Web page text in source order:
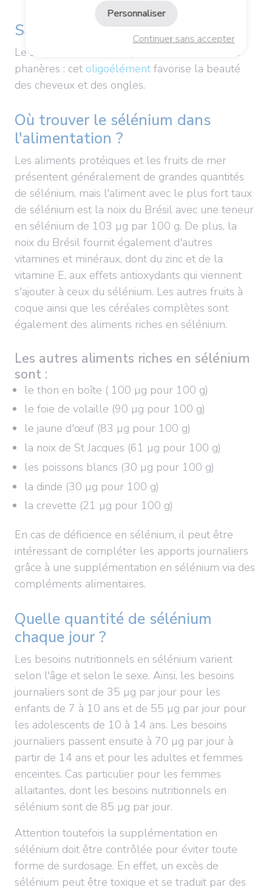
Santé des cheveux
Le sélénium est réputé pour son action sur les
phanères : cet oligoélément favorise la beauté
des cheveux et des ongles.
Où trouver le sélénium dans
l'alimentation ?
Les aliments protéiques et les fruits de mer
présentent généralement de grandes quantités
de sélénium, mais l'aliment avec le plus fort taux
de sélénium est la noix du Brésil avec une teneur
en sélénium de 103 µg par 100 g. De plus, la
noix du Brésil fournit également d'autres
vitamines et minéraux, dont du zinc et de la
vitamine E, aux effets antioxydants qui viennent
s'ajouter à ceux du sélénium. Les autres fruits à
coque ainsi que les céréales complètes sont
également des aliments riches en sélénium.
Les autres aliments riches en sélénium
sont :
le thon en boîte ( 100 µg pour 100 g)
le foie de volaille (90 µg pour 100 g)
le jaune d'œuf (83 µg pour 100 g)
la noix de St Jacques (61 µg pour 100 g)
les poissons blancs (30 µg pour 100 g)
la dinde (30 µg pour 100 g)
la crevette (21 µg pour 100 g)
En cas de déficience en sélénium, il peut être
intéressant de compléter les apports journaliers
grâce à une supplémentation en sélénium via des
compléments alimentaires.
Quelle quantité de sélénium
chaque jour ?
Les besoins nutritionnels en sélénium varient
selon l'âge et selon le sexe. Ainsi, les besoins
journaliers sont de 35 µg par jour pour les
enfants de 7 à 10 ans et de 55 µg par jour pour
les adolescents de 10 à 14 ans. Les besoins
journaliers passent ensuite à 70 µg par jour à
partir de 14 ans et pour les adultes et femmes
enceintes. Cas particulier pour les femmes
allaitantes, dont les besoins nutritionnels en
sélénium sont de 85 µg par jour.
Attention toutefois la supplémentation en
sélénium doit être contrôlée pour éviter toute
forme de surdosage. En effet, un excès de
sélénium peut être toxique et se traduit par des
Continuer sans accepter
Personnaliser